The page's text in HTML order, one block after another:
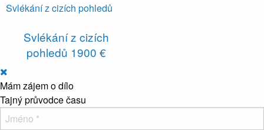
Svlékání z cizích
pohledů 1900 €
Mám zájem o dílo
Tajný průvodce času